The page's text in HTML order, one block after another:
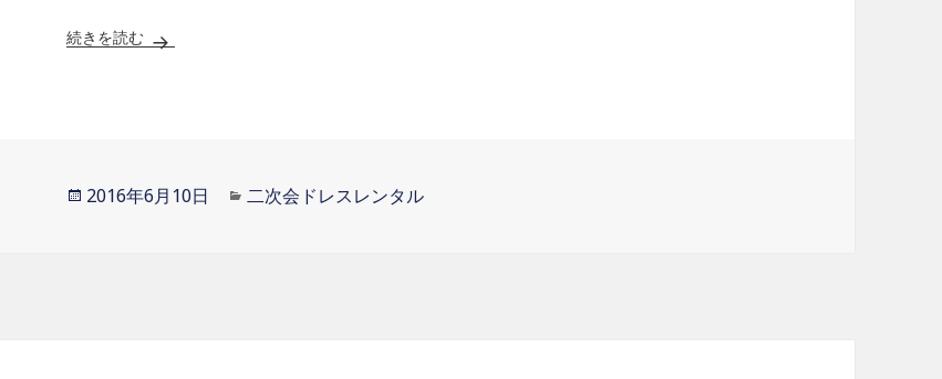
続きを読む 夏カワ！キュートなミニドレスをピックアップ♪
投
2016年6月10日
カ
二次会ドレスレンタル